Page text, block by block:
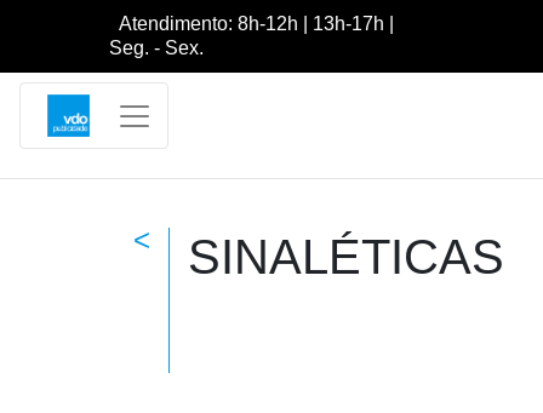
Atendimento: 8h-12h | 13h-17h |
Seg. - Sex.
< SINALÉTICAS